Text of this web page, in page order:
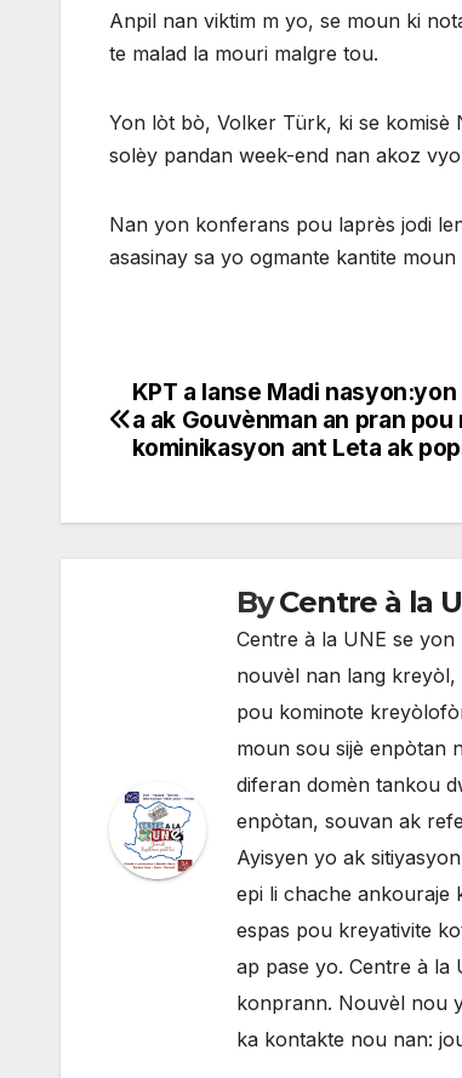
Anpil nan viktim m yo, se moun ki
te malad la mouri malgre tou.
Yon lòt bò, Volker Türk, ki se
solèy pandan week-end nan akoz
Nan yon konferans pou laprès jodi
asasinay sa yo ogmante kantite
Navigation
de
KPT a lanse Madi
a ak Gouvènman an pran
kominikasyon ant Leta ak
ByCentre à la
Centre à la UNE se
nouvèl nan lang
pou kominote
moun sou sijè enpòtan
diferan domèn tankou
enpòtan, souvan ak
Ayisyen yo ak
epi li chache ankouraje
espas pou kreyativite
ap pase yo. Centre à
konprann. Nouvèl nou
ka kontakte nou nan: